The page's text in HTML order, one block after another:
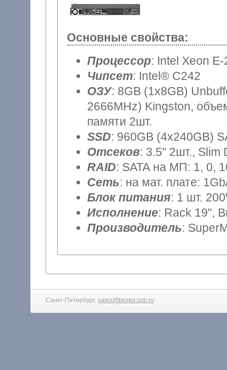
Основные свойства:
Процессор: Intel Xeon
Чипсет: Intel® C242
ОЗУ: 8GB (1x8GB)
2666MHz) Kingston,
памяти 2шт.
SSD: 960GB (4x240GB)
Отсеков: 3.5" 2шт., Slim
RAID: SATA на МП: 1, 0,
Сеть: на мат. плате:
Блок питания: 1 шт.
Исполнение: Rack 19",
Производитель:
Санкт-Петербург, sales@bestor.spb.ru